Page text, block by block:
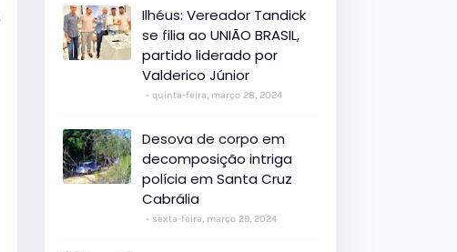
Ilhéus: Vereador Tandick
se filia ao UNIÃO BRASIL,
partido liderado por
Valderico Júnior
quinta-feira, março 28, 2024
Desova de corpo em
decomposição intriga
polícia em Santa Cruz
Cabrália
sexta-feira, março 29, 2024